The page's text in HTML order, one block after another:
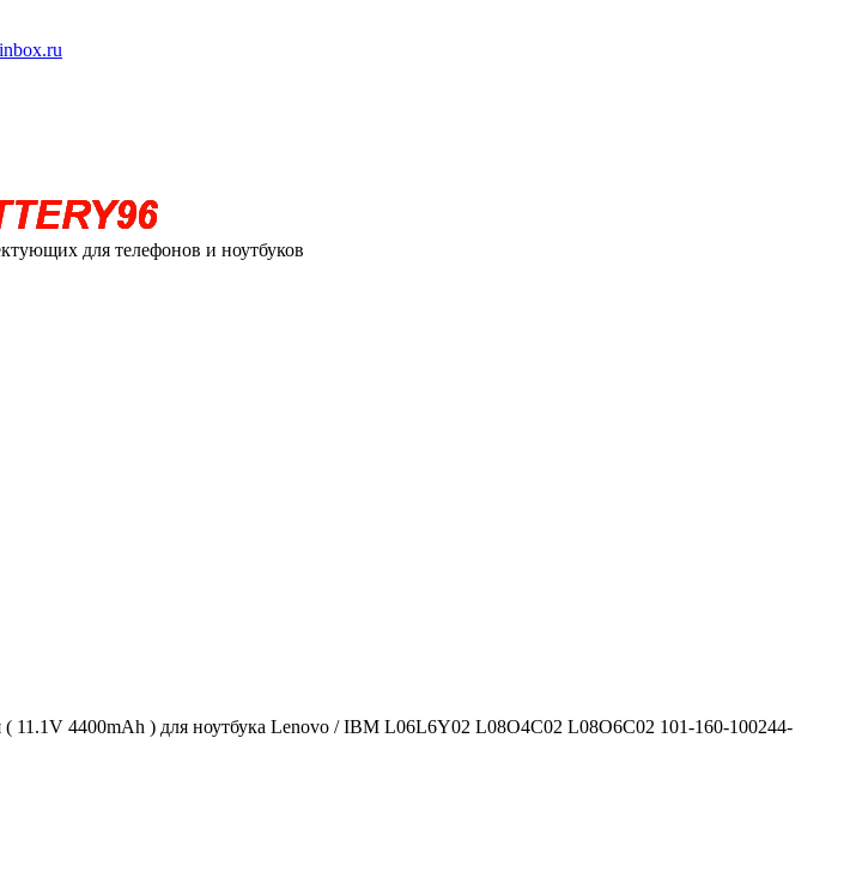
для телефонов и ноутбуков
( 11.1V 4400mAh ) для ноутбука Lenovo / IBM L06L6Y02 L08O4C02 L08O6C02 101-160-100244-